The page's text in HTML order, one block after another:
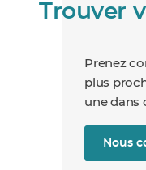
Trouver
Prenez
plus
une dans
Nous